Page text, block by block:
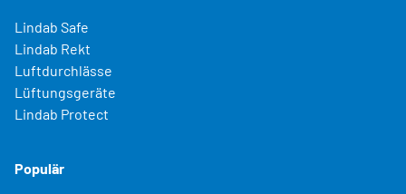
Lindab Safe
Lindab Rekt
Luftdurchlässe
Lüftungsgeräte
Lindab Protect
Populär